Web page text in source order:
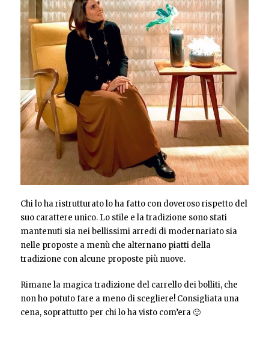
Chi lo ha ristrutturato lo ha fatto con doveroso rispetto del
suo carattere unico. Lo stile e la tradizione sono stati
mantenuti sia nei bellissimi arredi di modernariato sia
nelle proposte a menù che alternano piatti della
tradizione con alcune proposte più nuove.
Rimane la magica tradizione del carrello dei bolliti, che
non ho potuto fare a meno di scegliere! Consigliata una
cena, soprattutto per chi lo ha visto com’era 🙂